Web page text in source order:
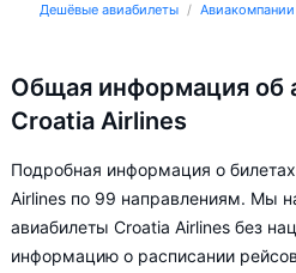
Дешёвые авиабилеты Авиакомпании
Общая информация об
Croatia Airlines
Подробная информация о
Airlines по 99 направлениям. Мы
авиабилеты Croatia Airlines без
информацию о расписании